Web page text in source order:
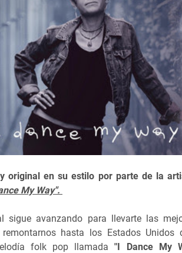
original en su estilo por parte de la
My Way".
sigue avanzando para llevarte las
hasta los Estados Unidos
folk pop llamada"I Dance My